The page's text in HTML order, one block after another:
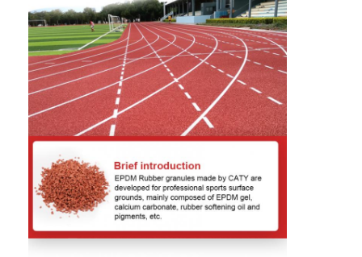
Casa
Produtos
Vídeos
Sobre nós